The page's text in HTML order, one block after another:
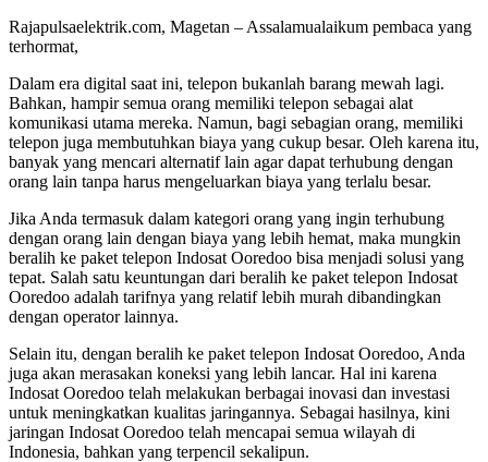
Rajapulsaelektrik.com, Magetan – Assalamualaikum pembaca yang
terhormat,
Dalam era digital saat ini, telepon bukanlah barang mewah lagi.
Bahkan, hampir semua orang memiliki telepon sebagai alat
komunikasi utama mereka. Namun, bagi sebagian orang, memiliki
telepon juga membutuhkan biaya yang cukup besar. Oleh karena itu,
banyak yang mencari alternatif lain agar dapat terhubung dengan
orang lain tanpa harus mengeluarkan biaya yang terlalu besar.
Jika Anda termasuk dalam kategori orang yang ingin terhubung
dengan orang lain dengan biaya yang lebih hemat, maka mungkin
beralih ke paket telepon Indosat Ooredoo bisa menjadi solusi yang
tepat. Salah satu keuntungan dari beralih ke paket telepon Indosat
Ooredoo adalah tarifnya yang relatif lebih murah dibandingkan
dengan operator lainnya.
Selain itu, dengan beralih ke paket telepon Indosat Ooredoo, Anda
juga akan merasakan koneksi yang lebih lancar. Hal ini karena
Indosat Ooredoo telah melakukan berbagai inovasi dan investasi
untuk meningkatkan kualitas jaringannya. Sebagai hasilnya, kini
jaringan Indosat Ooredoo telah mencapai semua wilayah di
Indonesia, bahkan yang terpencil sekalipun.